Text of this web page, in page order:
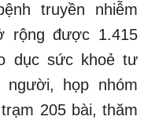
truyền nhiễm
rộng được 1.415
dục sức khoẻ tư
họp nhóm
205 bài, thăm